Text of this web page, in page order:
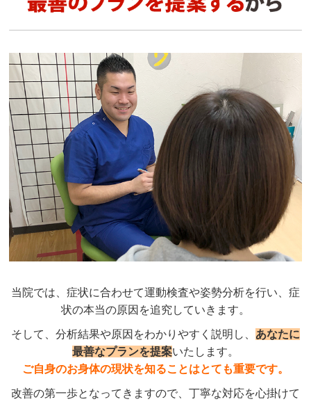
当院では、症状に合わせて運動検査や姿勢分析を行い、症
状の本当の原因を追究していきます。
そして、分析結果や原因をわかりやすく説明し、 あなたに
最善なプランを提案いたします。
ご自身のお身体の現状を知ることはとても重要です。
改善の第一歩となってきますので、丁寧な対応を心掛けて